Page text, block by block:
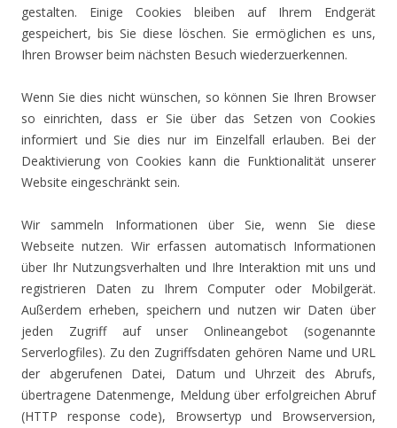
gestalten. Einige Cookies bleiben auf Ihrem Endgerät
gespeichert, bis Sie diese löschen. Sie ermöglichen es uns,
Ihren Browser beim nächsten Besuch wiederzuerkennen.
Wenn Sie dies nicht wünschen, so können Sie Ihren Browser
so einrichten, dass er Sie über das Setzen von Cookies
informiert und Sie dies nur im Einzelfall erlauben. Bei der
Deaktivierung von Cookies kann die Funktionalität unserer
Website eingeschränkt sein.
Wir sammeln Informationen über Sie, wenn Sie diese
Webseite nutzen. Wir erfassen automatisch Informationen
über Ihr Nutzungsverhalten und Ihre Interaktion mit uns und
registrieren Daten zu Ihrem Computer oder Mobilgerät.
Außerdem erheben, speichern und nutzen wir Daten über
jeden Zugriff auf unser Onlineangebot (sogenannte
Serverlogfiles). Zu den Zugriffsdaten gehören Name und URL
der abgerufenen Datei, Datum und Uhrzeit des Abrufs,
übertragene Datenmenge, Meldung über erfolgreichen Abruf
(HTTP response code), Browsertyp und Browserversion,